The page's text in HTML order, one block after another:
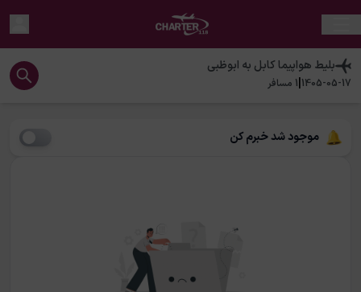
بلیط هواپیماکابل به ابوظبی
1405-05-17
|
1 مسافر
موجود شد خبرم کن